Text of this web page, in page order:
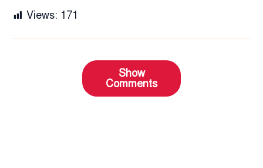
Views: 171
Show
Comments